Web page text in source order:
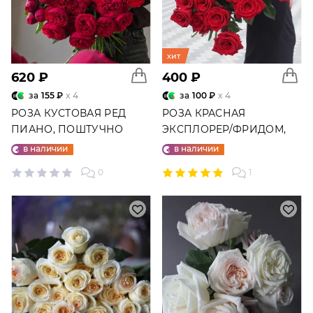
620 ₽
за 155 ₽ x 4
РОЗА КУСТОВАЯ РЕД
ПИАНО, ПОШТУЧНО
в наличии
0
хит
400 ₽
за 100 ₽ x 4
РОЗА КРАСНАЯ
ЭКСПЛОРЕР/ФРИДОМ,
ПОШТУЧНО
в наличии
1